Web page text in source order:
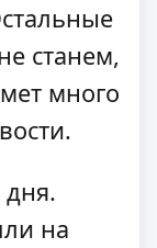
станем,
много
дня.
на